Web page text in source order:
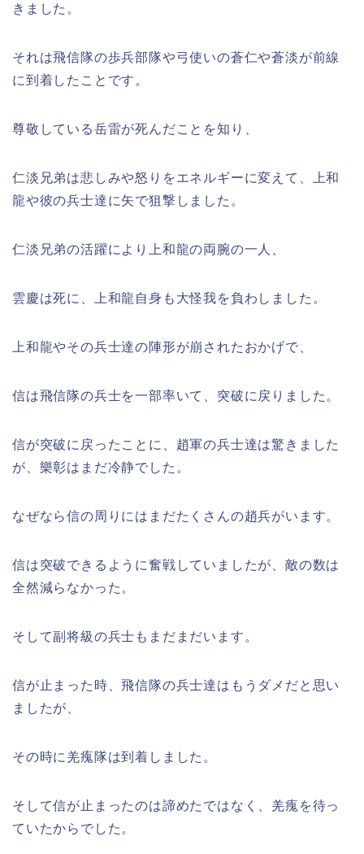
きました。
それは飛信隊の歩兵部隊や弓使いの蒼仁や蒼淡が前線
に到着したことです。
尊敬している岳雷が死んだことを知り、
仁淡兄弟は悲しみや怒りをエネルギーに変えて、上和
龍や彼の兵士達に矢で狙撃しました。
仁淡兄弟の活躍により上和龍の両腕の一人、
雲慶は死に、上和龍自身も大怪我を負わしました。
上和龍やその兵士達の陣形が崩されたおかげで、
信は飛信隊の兵士を一部率いて、突破に戻りました。
信が突破に戻ったことに、趙軍の兵士達は驚きました
が、樂彰はまだ冷静でした。
なぜなら信の周りにはまだたくさんの趙兵がいます。
信は突破できるように奮戦していましたが、敵の数は
全然減らなかった。
そして副将級の兵士もまだまだいます。
信が止まった時、飛信隊の兵士達はもうダメだと思い
ましたが、
その時に羌瘣隊は到着しました。
そして信が止まったのは諦めたではなく、羌瘣を待っ
ていたからでした。